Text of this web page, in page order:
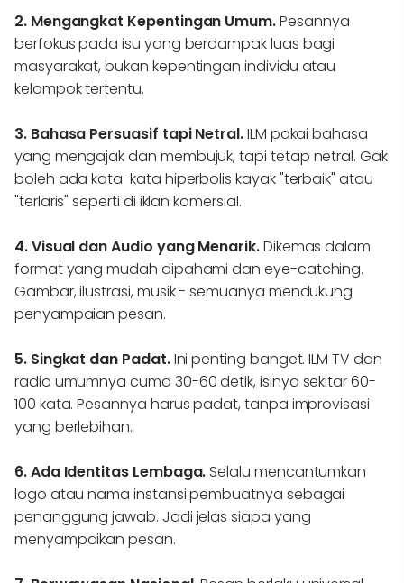
2. Mengangkat Kepentingan Umum.Pesannya
berfokus pada isu yang berdampak luas bagi
masyarakat, bukan kepentingan individu atau
kelompok tertentu.
3. Bahasa Persuasif tapi Netral.ILM pakai bahasa
yang mengajak dan membujuk, tapi tetap netral. Gak
boleh ada kata-kata hiperbolis kayak "terbaik" atau
"terlaris" seperti di iklan komersial.
4. Visual dan Audio yang Menarik.Dikemas dalam
format yang mudah dipahami dan eye-catching.
Gambar, ilustrasi, musik - semuanya mendukung
penyampaian pesan.
5. Singkat dan Padat.Ini penting banget. ILM TV dan
radio umumnya cuma 30-60 detik, isinya sekitar 60-
100 kata. Pesannya harus padat, tanpa improvisasi
yang berlebihan.
6. Ada Identitas Lembaga. Selalu mencantumkan
logo atau nama instansi pembuatnya sebagai
penanggung jawab. Jadi jelas siapa yang
menyampaikan pesan.